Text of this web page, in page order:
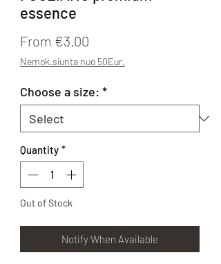
essence
From €3.00
Nemok.siunta nuo 50Eur.
Choose a size: *
Quantity *
Out of Stock
Notify When Available